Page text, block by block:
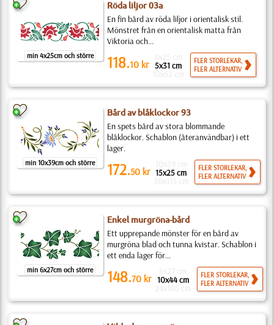
min 4x25cm och större
Röda liljor 03a
En fin bård av röda liljor i orientalisk stil.
Mönstret från en orientalisk matta från
Viktoria och...
118.10 kr 5x31 cm
FLER STORLEKAR,
FLER ALTERNATIV
min 10x39cm och större
Bård av blåklockor 93
En spets bård av stora blommande
blåklockor. Schablon (återanvändbar) i ett
lager.
172.50 kr 15x25 cm
FLER STORLEKAR,
FLER ALTERNATIV
min 6x27cm och större
Enkel murgröna-bård
Ett upprepande mönster för en bård av
murgröna blad och tunna kvistar. Schablon i
ett enda lager för...
148.70 kr 10x44 cm
FLER STORLEKAR,
FLER ALTERNATIV